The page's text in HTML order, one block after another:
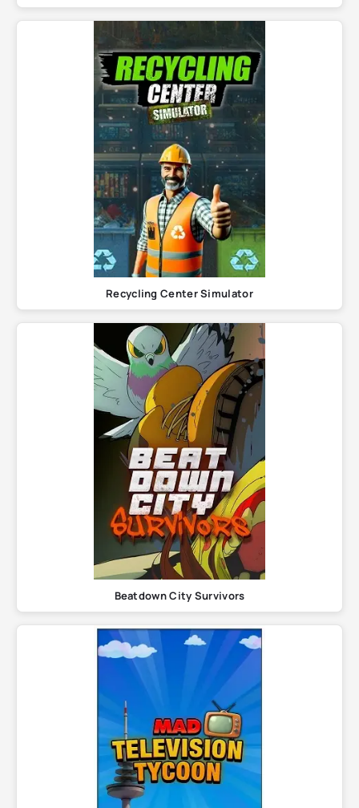
Recycling Center Simulator
Beatdown City Survivors